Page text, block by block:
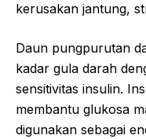
kerusakan jantung,
Daun pungpurutan
kadar gula darah
sensitivitas insulin.
membantu glukosa
digunakan sebagai